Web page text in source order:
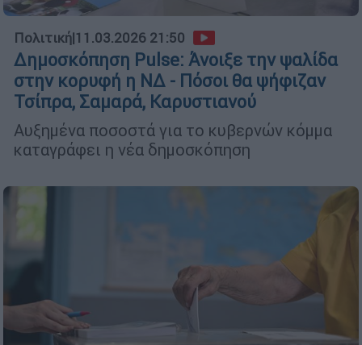
Πολιτική|11.03.2026 21:50
Δημοσκόπηση Pulse: Άνοιξε την ψαλίδα
στην κορυφή η ΝΔ - Πόσοι θα ψήφιζαν
Τσίπρα, Σαμαρά, Καρυστιανού
Αυξημένα ποσοστά για το κυβερνών κόμμα
καταγράφει η νέα δημοσκόπηση